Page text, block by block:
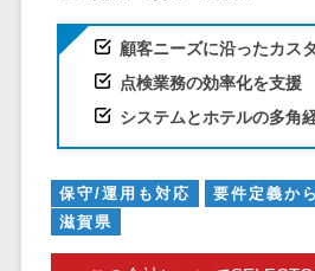
ファイル暗
化
電話認証サー
ビス
DLPツール
UTM
顧客ニーズに沿ったカス
点検業務の効率化を支援
システムとホテルの多角
保守/運用も対応 要件定義か
滋賀県